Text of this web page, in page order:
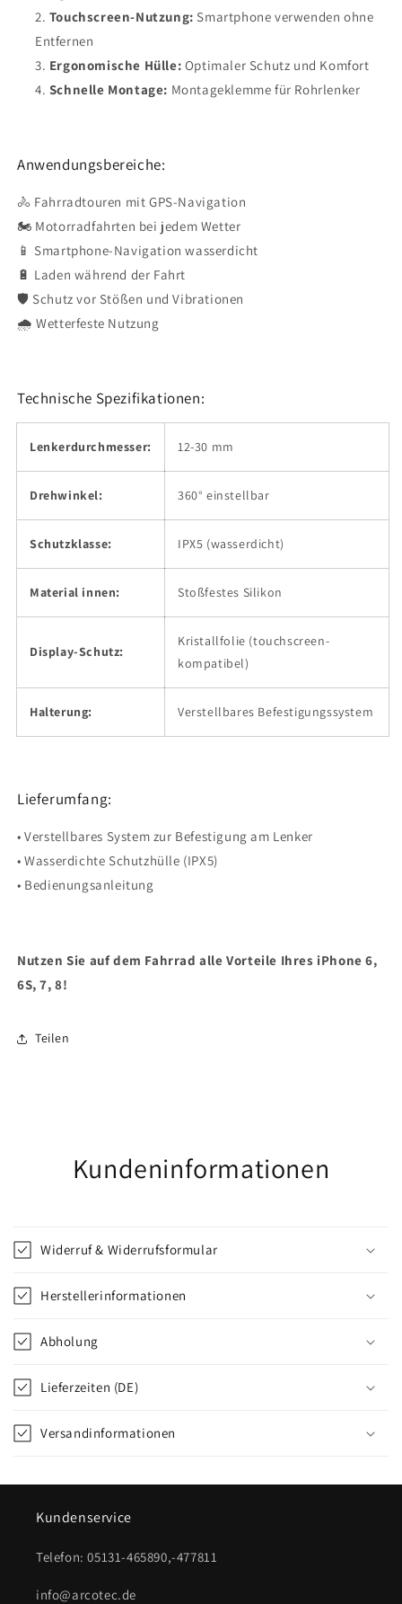
Touchscreen-Nutzung: Smartphone verwenden ohne
Entfernen
Ergonomische Hülle: Optimaler Schutz und Komfort
Schnelle Montage: Montageklemme für Rohrlenker
Anwendungsbereiche:
🚴 Fahrradtouren mit GPS-Navigation
🏍️ Motorradfahrten bei jedem Wetter
📱 Smartphone-Navigation wasserdicht
🔋 Laden während der Fahrt
🛡️ Schutz vor Stößen und Vibrationen
🌧️ Wetterfeste Nutzung
Technische Spezifikationen:
Lenkerdurchmesser: 12-30 mm
Drehwinkel: 360° einstellbar
Schutzklasse: IPX5 (wasserdicht)
Material innen: Stoßfestes Silikon
Display-Schutz:
Kristallfolie (touchscreen-
kompatibel)
Halterung: Verstellbares Befestigungssystem
Lieferumfang:
• Verstellbares System zur Befestigung am Lenker
• Wasserdichte Schutzhülle (IPX5)
• Bedienungsanleitung
Nutzen Sie auf dem Fahrrad alle Vorteile Ihres iPhone 6,
6S, 7, 8!
Teilen
Kundeninformationen
Widerruf & Widerrufsformular
Herstellerinformationen
Abholung
Lieferzeiten (DE)
Versandinformationen
Kundenservice
Telefon: 05131-465890,-477811
info@arcotec.de